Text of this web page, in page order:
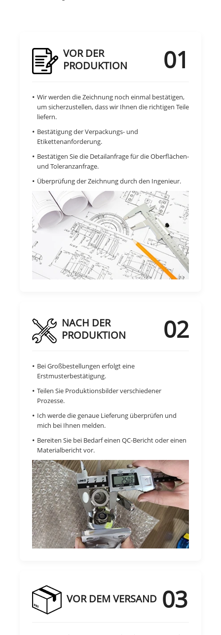
VOR DER
PRODUKTION
01
Wir werden die Zeichnung noch einmal bestätigen,
um sicherzustellen, dass wir Ihnen die richtigen Teile
liefern.
Bestätigung der Verpackungs- und
Etikettenanforderung.
Bestätigen Sie die Detailanfrage für die Oberflächen-
und Toleranzanfrage.
Überprüfung der Zeichnung durch den Ingenieur.
NACH DER
PRODUKTION
02
Bei Großbestellungen erfolgt eine
Erstmusterbestätigung.
Teilen Sie Produktionsbilder verschiedener
Prozesse.
Ich werde die genaue Lieferung überprüfen und
mich bei Ihnen melden.
Bereiten Sie bei Bedarf einen QC-Bericht oder einen
Materialbericht vor.
VOR DEM VERSAND 03